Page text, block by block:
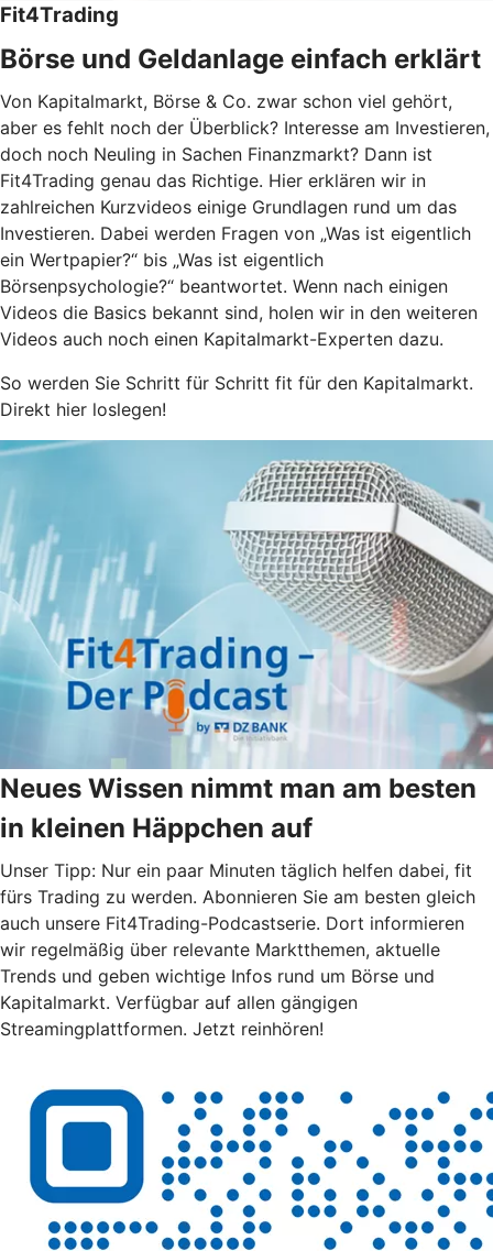
Fit4Trading
Börse und Geldanlage einfach erklärt
Von Kapitalmarkt, Börse & Co. zwar schon viel gehört,
aber es fehlt noch der Überblick? Interesse am Investieren,
doch noch Neuling in Sachen Finanzmarkt? Dann ist
Fit4Trading genau das Richtige. Hier erklären wir in
zahlreichen Kurzvideos einige Grundlagen rund um das
Investieren. Dabei werden Fragen von „Was ist eigentlich
ein Wertpapier?“ bis „Was ist eigentlich
Börsenpsychologie?“ beantwortet. Wenn nach einigen
Videos die Basics bekannt sind, holen wir in den weiteren
Videos auch noch einen Kapitalmarkt-Experten dazu.
So werden Sie Schritt für Schritt fit für den Kapitalmarkt.
Direkt hier loslegen!
Neues Wissen nimmt man am besten
in kleinen Häppchen auf
Unser Tipp: Nur ein paar Minuten täglich helfen dabei, fit
fürs Trading zu werden. Abonnieren Sie am besten gleich
auch unsere Fit4Trading-Podcastserie. Dort informieren
wir regelmäßig über relevante Marktthemen, aktuelle
Trends und geben wichtige Infos rund um Börse und
Kapitalmarkt. Verfügbar auf allen gängigen
Streamingplattformen. Jetzt reinhören!